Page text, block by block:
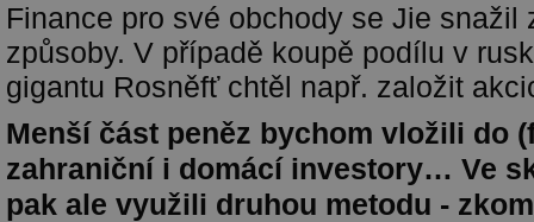
Finance pro své obchody se Jie snažil
způsoby. V případě koupě podílu v
gigantu Rosněfť chtěl např. založit
Menší část peněz bychom vložili do
zahraniční i domácí investory… Ve
pak ale využili druhou metodu -